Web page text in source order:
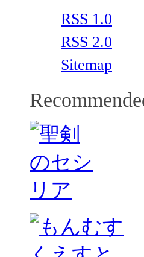
RSS 1.0
RSS 2.0
Sitemap